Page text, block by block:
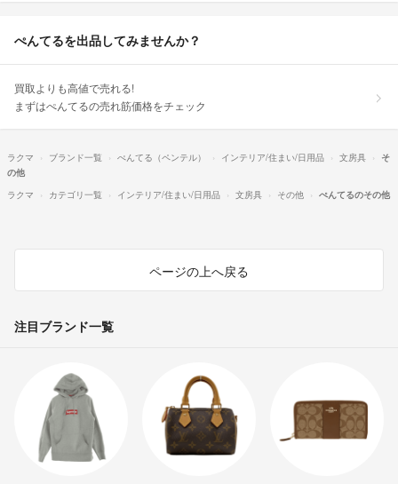
ぺんてるを出品してみませんか？
買取よりも高値で売れる!
まずはぺんてるの売れ筋価格をチェック
ラクマ ブランド一覧 ぺんてる（ペンテル） インテリア/住まい/日用品 文房具
そ
の他
ラクマ
カテゴリ一覧 インテリア/住まい/日用品 文房具 その他 ぺんてるのその他
ページの上へ戻る
注目ブランド一覧